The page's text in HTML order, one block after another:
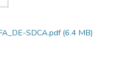
SDCA.pdf(6.4 MB)